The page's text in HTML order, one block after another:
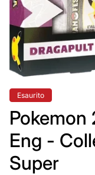
Etichetta
del
prodotto:
Esaurito
Pokemon
Eng -
Super